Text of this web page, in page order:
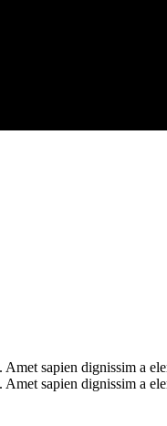
sapien dignissim a
sapien dignissim a